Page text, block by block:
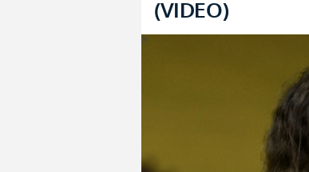
(VIDEO)